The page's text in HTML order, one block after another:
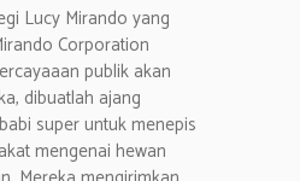
Lucy Mirando yang
Corporation
publik akan
dibuatlah ajang
super untuk menepis
mengenai hewan